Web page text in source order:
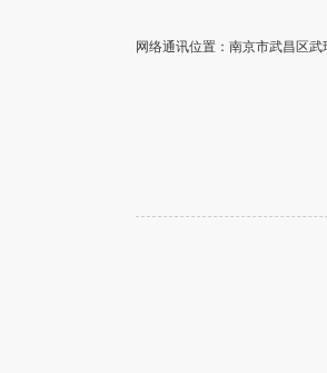
网络通讯位置：南京市武昌区